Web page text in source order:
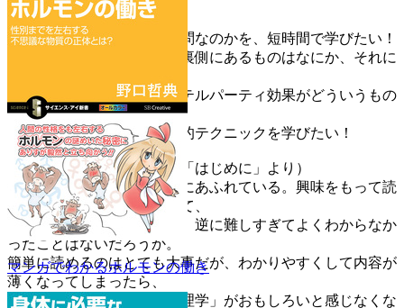
※こんな方に特にオススメ
・心理学とはどのような学問なのかを、短時間で学びたい！
・人間のさまざまな行動の裏側にあるものはなにか、それに
・タイタニック効果やカクテルパーティ効果がどういうもの
か知りたい！
・現実社会で使える心理学的テクニックを学びたい！
※著者からのメッセージ（「はじめに」より）
心理学の書籍は、ちまたにあふれている。興味をもって読
んでみたが内容が簡単すぎて、
あまり心に残らなかったり、逆に難しすぎてよくわからなか
ったことはないだろうか。
簡単に読めるのはとても大事だが、わかりやすくして内容が
薄くなってしまったら、
せっかく興味をもった「心理学」がおもしろいと感じなくな
マンガでわかるホルモンの働き